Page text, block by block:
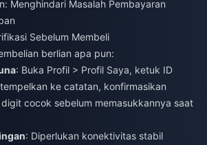
Menghindari Masalah Pembayaran
Sebelum Membeli
berlian apa pun:
: Buka Profil > Profil Saya, ketuk ID
ke catatan, konfirmasikan
cocok sebelum memasukkannya saat
: Diperlukan konektivitas stabil